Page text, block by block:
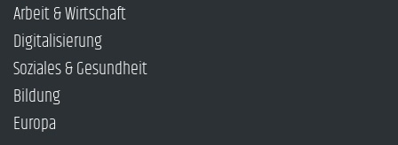
Arbeit & Wirtschaft
Digitalisierung
Soziales & Gesundheit
Bildung
Europa